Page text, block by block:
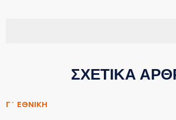
ΣΧΕΤΙΚΑ
Γ΄ ΕΘΝΙΚΗ